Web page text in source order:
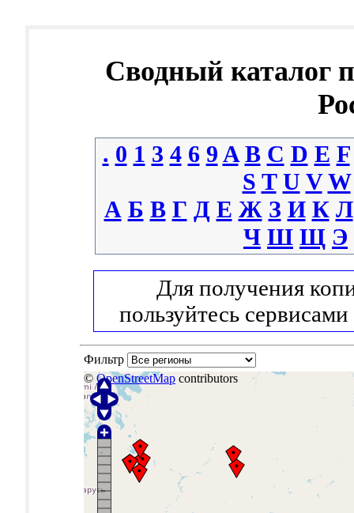
Сводный каталог
. 0 1 3 4 6 9 A B C D E F
S T U V W
А Б В Г Д Е Ж З И К Л
Ч Ш Щ Э
Для получения
пользуйтесь сервисами
Фильтр
©OpenStreetMap contributors